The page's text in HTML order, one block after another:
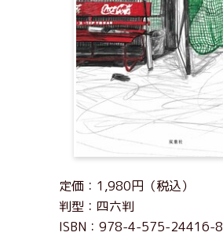
定価：1,980円（税込）
判型：四六判
ISBN：978-4-575-24416-8